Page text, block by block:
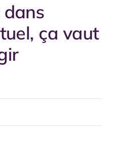
dans
ça vaut